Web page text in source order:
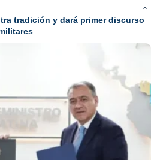
tradición y dará primer discurso